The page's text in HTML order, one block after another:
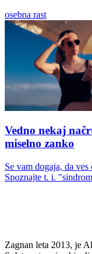
osebna rast
Vedno nekaj
miselno zanko
Se vam dogaja, da
Spoznajte t. i.
Zagnan leta 2013, je